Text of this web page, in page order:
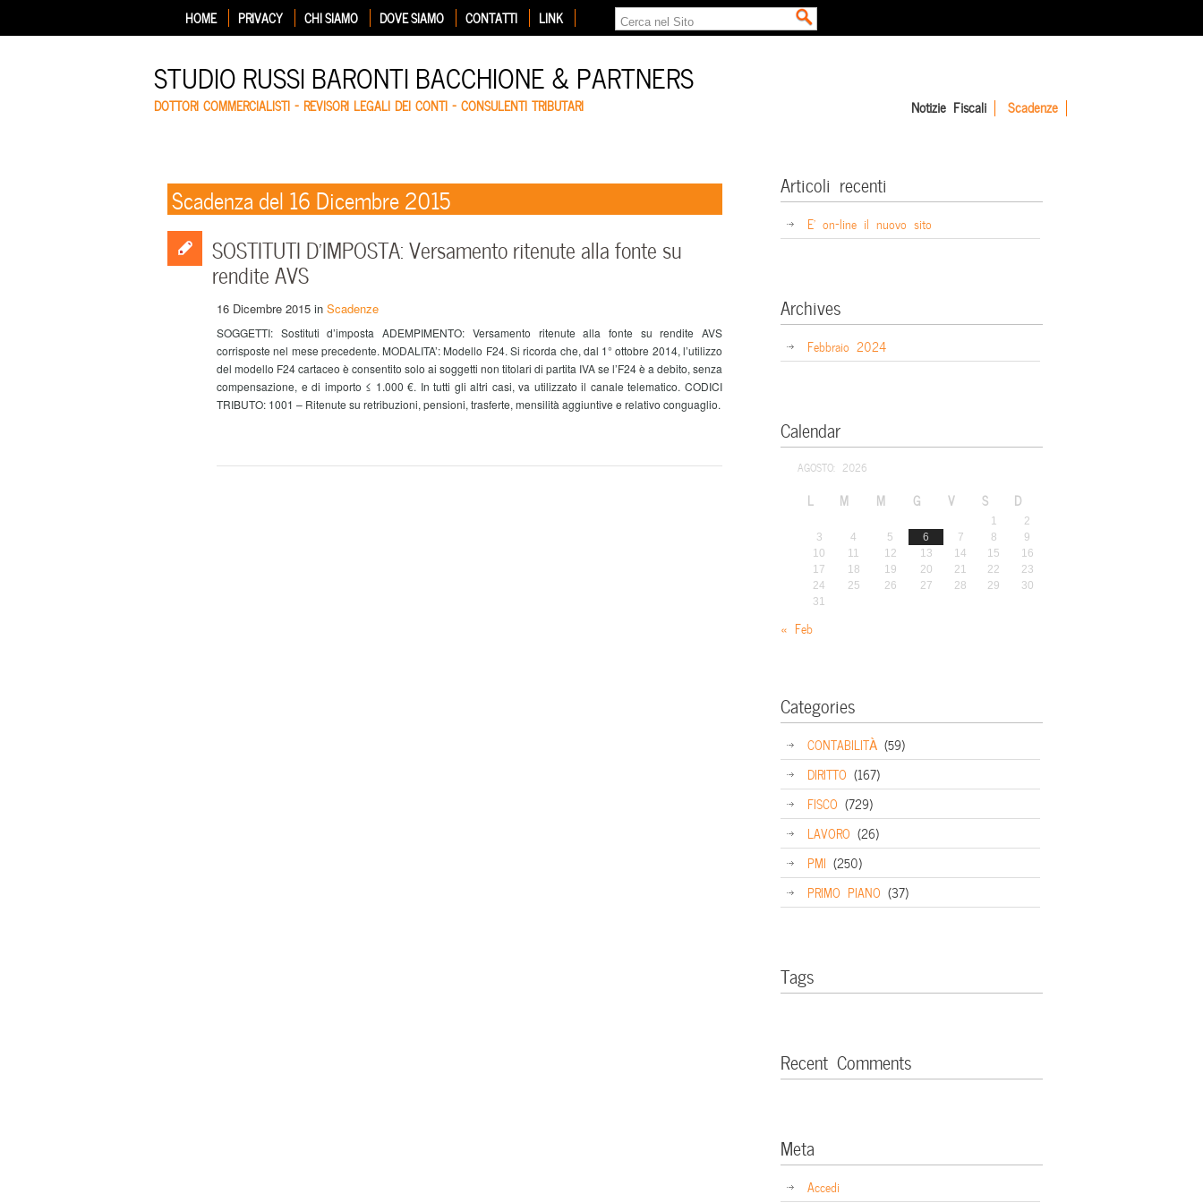
HOME PRIVACY CHI SIAMO DOVE SIAMO CONTATTI LINK
STUDIO RUSSI BARONTI BACCHIONE & PARTNERS
DOTTORI COMMERCIALISTI – REVISORI LEGALI DEI CONTI – CONSULENTI TRIBUTARI Notizie Fiscali Scadenze
Scadenza del 16 Dicembre 2015
SOSTITUTI D’IMPOSTA: Versamento ritenute alla fonte su
rendite AVS
16 Dicembre 2015 in Scadenze
SOGGETTI: Sostituti d’imposta ADEMPIMENTO: Versamento ritenute alla fonte su rendite AVS
corrisposte nel mese precedente. MODALITA’: Modello F24. Si ricorda che, dal 1° ottobre 2014, l’utilizzo
del modello F24 cartaceo è consentito solo ai soggetti non titolari di partita IVA se l’F24 è a debito, senza
compensazione, e di importo ≤ 1.000 €. In tutti gli altri casi, va utilizzato il canale telematico. CODICI
TRIBUTO: 1001 – Ritenute su retribuzioni, pensioni, trasferte, mensilità aggiuntive e relativo conguaglio.
Articoli recenti
E’ on-line il nuovo sito
Archives
Febbraio 2024
Calendar
AGOSTO: 2026
L M M G V S D
1
2
3
4 5 6 7 8
9
10
11 12 13 14 15
16
17
18 19 20 21 22
23
24
25 26 27 28 29
30
31
« Feb
Categories
CONTABILITÀ (59)
DIRITTO (167)
FISCO (729)
LAVORO (26)
PMI (250)
PRIMO PIANO (37)
Tags
Recent Comments
Meta
Accedi